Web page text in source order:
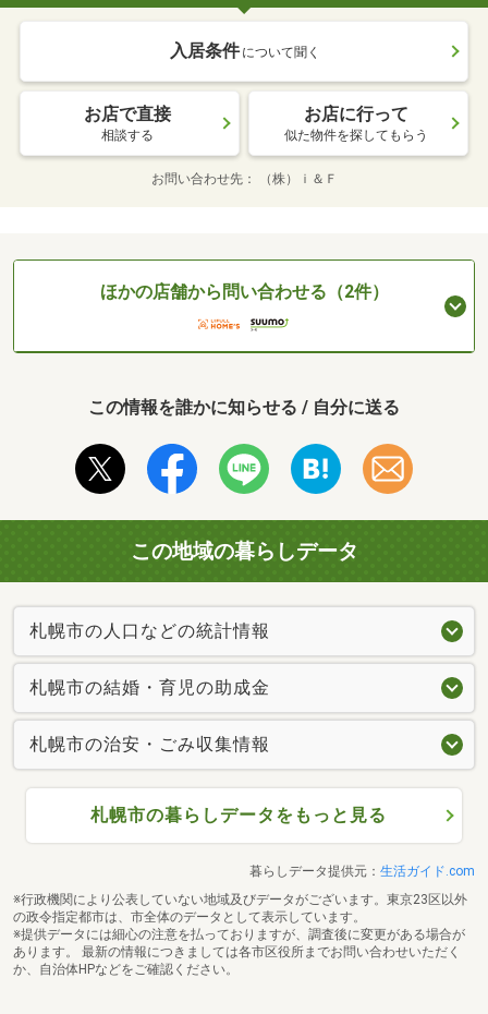
入居条件 について聞く
お店で直接
相談する
お店に行って
似た物件を探してもらう
お問い合わせ先 （株）ｉ＆Ｆ
ほかの店舗から問い合わせる（2件）
この情報を誰かに知らせる / 自分に送る
この地域の暮らしデータ
札幌市の人口などの統計情報
札幌市の結婚・育児の助成金
札幌市の治安・ごみ収集情報
札幌市の暮らしデータをもっと見る
暮らしデータ提供元： 生活ガイド.com
※行政機関により公表していない地域及びデータがございます。東京23区以外
の政令指定都市は、市全体のデータとして表示しています。
※提供データには細心の注意を払っておりますが、調査後に変更がある場合が
あります。 最新の情報につきましては各市区役所までお問い合わせいただく
か、自治体HPなどをご確認ください。